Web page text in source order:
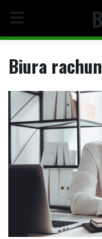
content
Biura